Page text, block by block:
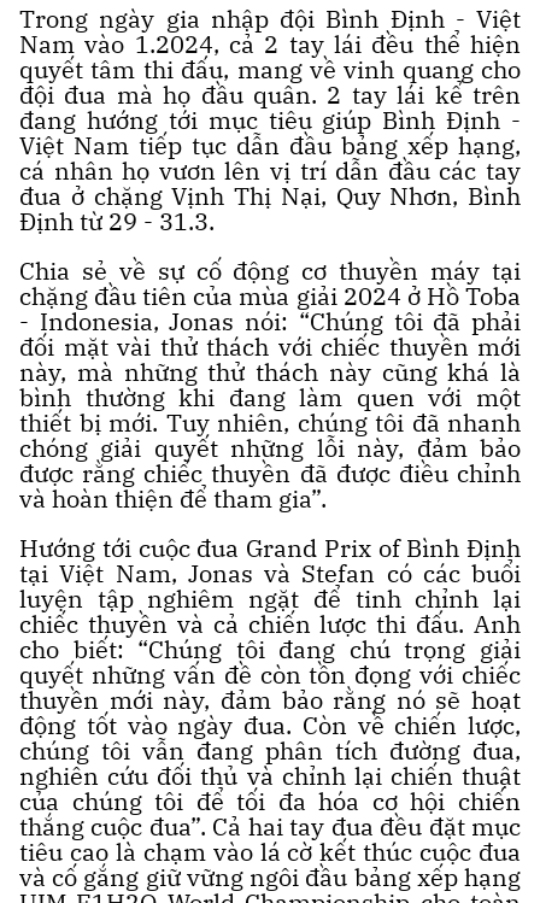
Trong ngày gia nhập đội Bình Định - Việt
Nam vào 1.2024, cả 2 tay lái đều thể hiện
quyết tâm thi đấu, mang về vinh quang cho
đội đua mà họ đầu quân. 2 tay lái kể trên
đang hướng tới mục tiêu giúp Bình Định -
Việt Nam tiếp tục dẫn đầu bảng xếp hạng,
cá nhân họ vươn lên vị trí dẫn đầu các tay
đua ở chặng Vịnh Thị Nại, Quy Nhơn, Bình
Định từ 29 - 31.3.
Chia sẻ về sự cố động cơ thuyền máy tại
chặng đầu tiên của mùa giải 2024 ở Hồ Toba
- Indonesia, Jonas nói: “Chúng tôi đã phải
đối mặt vài thử thách với chiếc thuyền mới
này, mà những thử thách này cũng khá là
bình thường khi đang làm quen với một
thiết bị mới. Tuy nhiên, chúng tôi đã nhanh
chóng giải quyết những lỗi này, đảm bảo
được rằng chiếc thuyền đã được điều chỉnh
và hoàn thiện để tham gia”.
Hướng tới cuộc đua Grand Prix of Bình Định
tại Việt Nam, Jonas và Stefan có các buổi
luyện tập nghiêm ngặt để tinh chỉnh lại
chiếc thuyền và cả chiến lược thi đấu. Anh
cho biết: “Chúng tôi đang chú trọng giải
quyết những vấn đề còn tồn đọng với chiếc
thuyền mới này, đảm bảo rằng nó sẽ hoạt
động tốt vào ngày đua. Còn về chiến lược,
chúng tôi vẫn đang phân tích đường đua,
nghiên cứu đối thủ và chỉnh lại chiến thuật
của chúng tôi để tối đa hóa cơ hội chiến
thắng cuộc đua”. Cả hai tay đua đều đặt mục
tiêu cao là chạm vào lá cờ kết thúc cuộc đua
và cố gắng giữ vững ngôi đầu bảng xếp hạng